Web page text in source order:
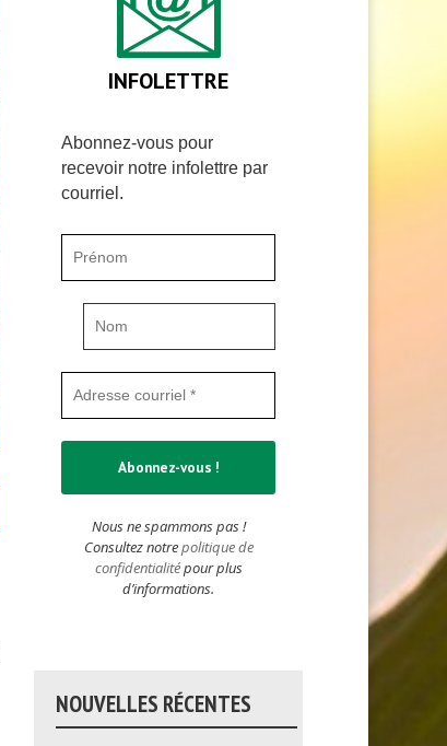
INFOLETTRE
Abonnez-vous pour
recevoir notre infolettre par
courriel.
Nous ne spammons pas !
Consultez notrepolitique de
confidentialitépour plus
d’informations.
NOUVELLES RÉCENTES